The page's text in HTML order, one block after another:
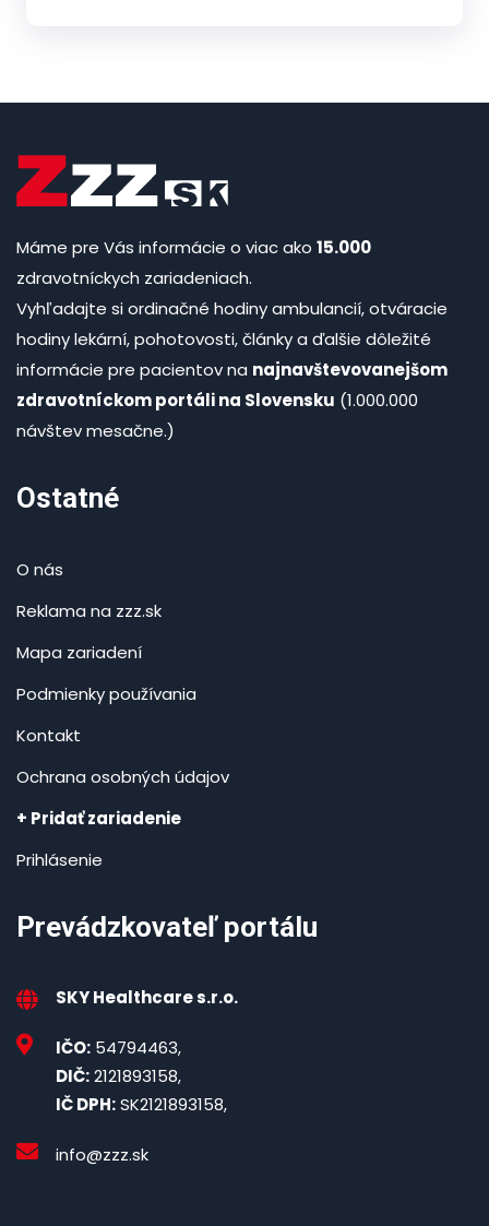
Máme pre Vás informácie o viac ako 15.000
zdravotníckych zariadeniach.
Vyhľadajte si ordinačné hodiny ambulancií, otváracie
hodiny lekární, pohotovosti, články a ďalšie dôležité
informácie pre pacientov na najnavštevovanejšom
zdravotníckom portáli na Slovensku (1.000.000
návštev mesačne.)
Ostatné
O nás
Reklama na zzz.sk
Mapa zariadení
Podmienky používania
Kontakt
Ochrana osobných údajov
+ Pridať zariadenie
Prihlásenie
Prevádzkovateľ portálu
SKY Healthcare s.r.o.
IČO: 54794463,
DIČ:2121893158,
IČ DPH:SK2121893158,
info@zzz.sk